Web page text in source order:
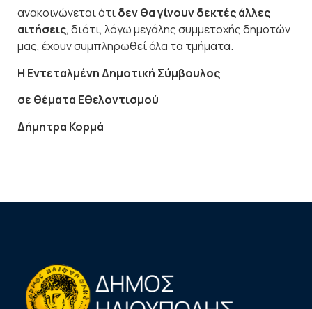
ανακοινώνεται ότιδεν θα γίνουν δεκτές άλλες
αιτήσεις, διότι, λόγω μεγάλης συμμετοχής δημοτών
μας, έχουν συμπληρωθεί όλα τα τμήματα.
Η Εντεταλμένη Δημοτική Σύμβουλος
σε θέματα Εθελοντισμού
Δήμητρα Κορμά